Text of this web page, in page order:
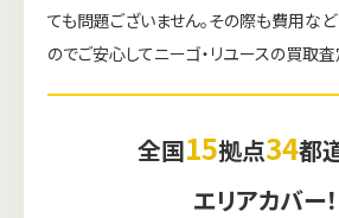
ても問題ございません。その際も費用な
のでご安心してニーゴ・リユースの買取査
全国15拠点34都
エリアカバー！